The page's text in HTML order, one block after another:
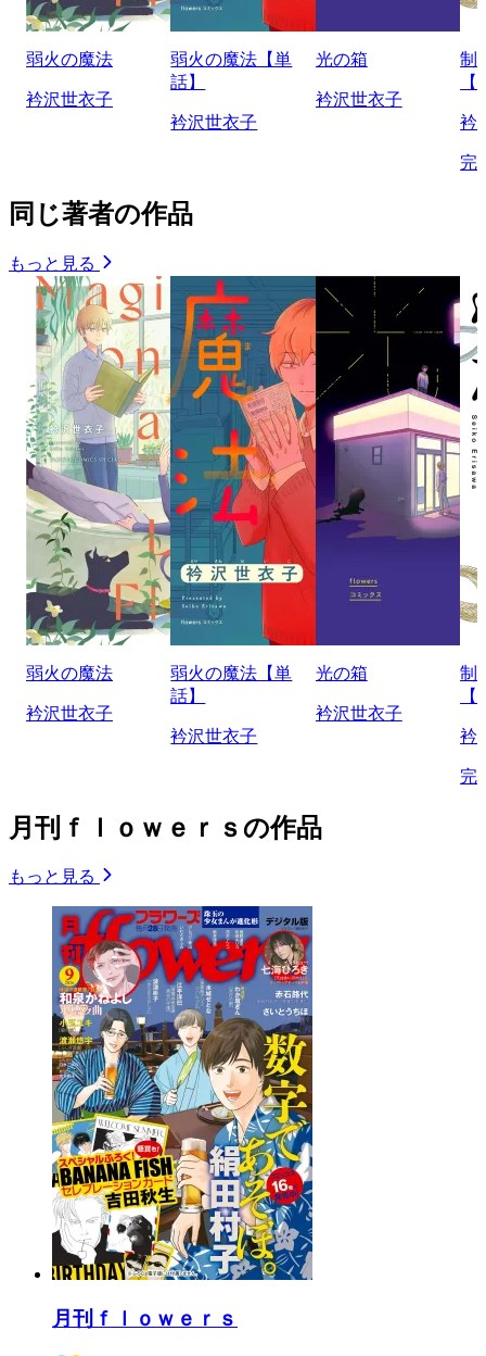
弱火の魔法
衿沢世衣子
弱火の魔法【単
話】
衿沢世衣子
光の箱
衿沢世衣子
制
衿
完
同じ著者の作品
もっと見る
弱火の魔法
衿沢世衣子
弱火の魔法【単
話】
衿沢世衣子
光の箱
衿沢世衣子
制
衿
完
月刊ｆｌｏｗｅｒｓの作品
もっと見る
月刊ｆｌｏｗｅｒｓ